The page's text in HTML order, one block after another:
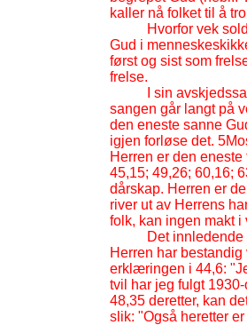
kaller nå folket til å
Hvorfor vek
Gud i
først og sist som
frelse.
I sin
sangen går langt på
den eneste sanne
igjen forløse det.
Herren er den
45,15; 49,26; 60,16;
dårskap. Herren er
river ut av Herrens
folk, kan ingen makt i
Det innledende
Herren har
erklæringen i 44,6:
tvil har jeg fulgt 1930-
48,35 deretter, kan
slik: "Også heretter